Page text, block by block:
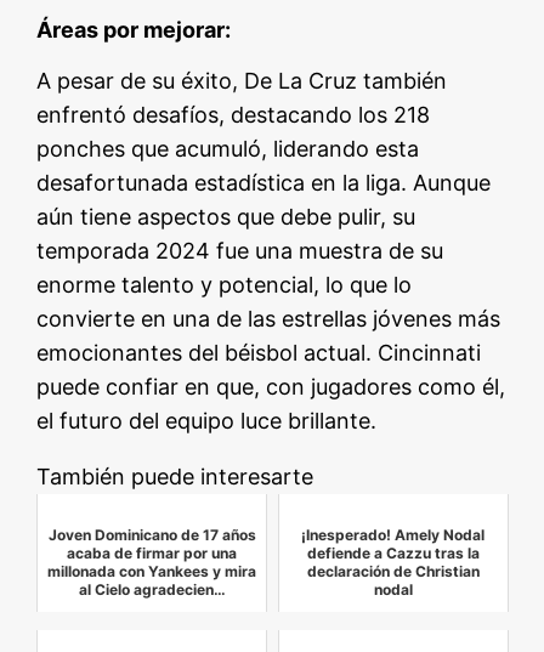
Áreas por mejorar:
A pesar de su éxito, De La Cruz también
enfrentó desafíos, destacando los 218
ponches que acumuló, liderando esta
desafortunada estadística en la liga. Aunque
aún tiene aspectos que debe pulir, su
temporada 2024 fue una muestra de su
enorme talento y potencial, lo que lo
convierte en una de las estrellas jóvenes más
emocionantes del béisbol actual. Cincinnati
puede confiar en que, con jugadores como él,
el futuro del equipo luce brillante.
También puede interesarte
Joven Dominicano de 17 años
acaba de firmar por una
millonada con Yankees y mira
al Cielo agradecien…
¡Inesperado! Amely Nodal
defiende a Cazzu tras la
declaración de Christian
nodal